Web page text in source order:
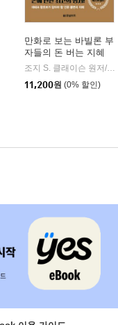
생각지도
만화로 보는 바빌론 부
자들의 돈 버는 지혜
조지 S. 클래이슨 원저/사카노 아사히 그림/오하시 코스케 기획/김은혜 역
11,200원 (0% 할인)